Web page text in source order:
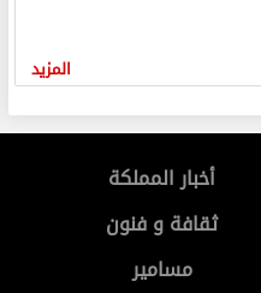
المزيد
أخبار المملكة
ثقافة و فنون
مسامير